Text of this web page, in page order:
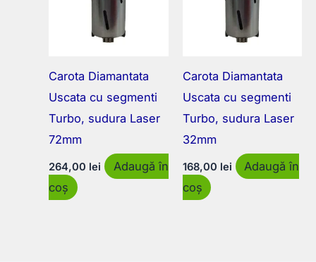
Carota Diamantata
Uscata cu segmenti
Turbo, sudura Laser
72mm
264,00 lei
Adaugă în
coș
Carota Diamantata
Uscata cu segmenti
Turbo, sudura Laser
32mm
168,00 lei
Adaugă în
coș